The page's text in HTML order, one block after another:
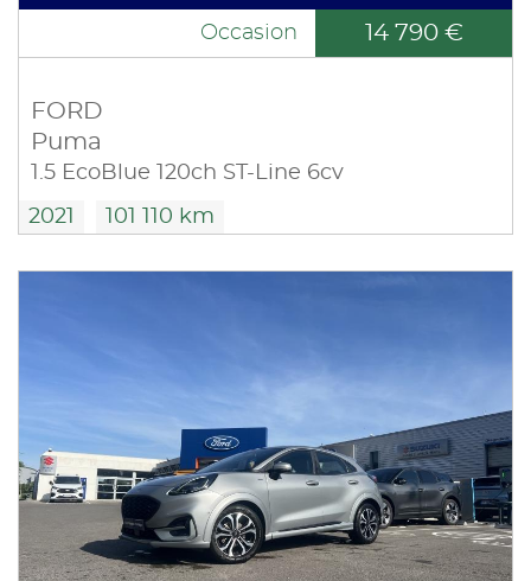
Occasion 14 790 €
FORD
Puma
1.5 EcoBlue 120ch ST-Line 6cv
2021 101 110 km